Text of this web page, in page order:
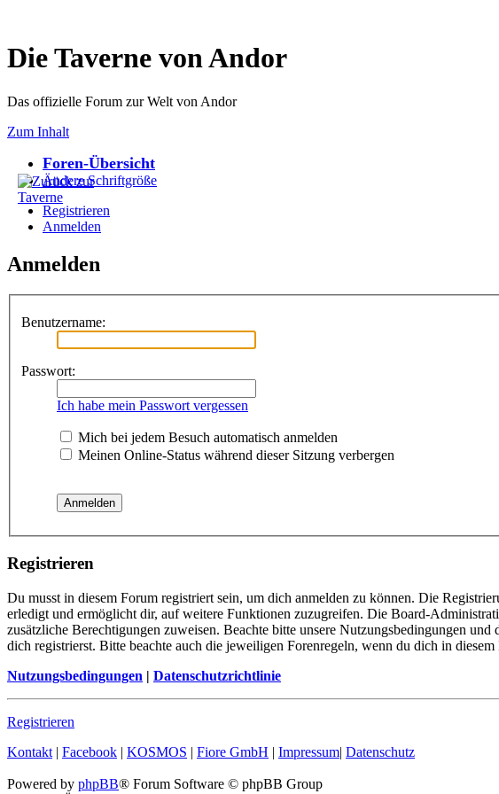
Die Taverne von Andor
Das offizielle Forum zur Welt von Andor
Zum Inhalt
Foren-Übersicht
Ändere Schriftgröße
Registrieren
Anmelden
Anmelden
Benutzername:
Passwort:
Ich habe mein Passwort vergessen
Mich bei jedem Besuch automatisch anmelden
Meinen Online-Status während dieser Sitzung verbergen
Registrieren
Du musst in diesem Forum registriert sein, um dich anmelden zu können. Die
erledigt und ermöglicht dir, auf weitere Funktionen zuzugreifen. Die Board-
zusätzliche Berechtigungen zuweisen. Beachte bitte unsere Nutzungsbedingungen
dich registrierst. Bitte beachte auch die jeweiligen Forenregeln, wenn du dich in diesem
Nutzungsbedingungen | Datenschutzrichtlinie
Registrieren
Kontakt | Facebook | KOSMOS | Fiore GmbH | Impressum| Datenschutz
Powered by phpBB® Forum Software © phpBB Group